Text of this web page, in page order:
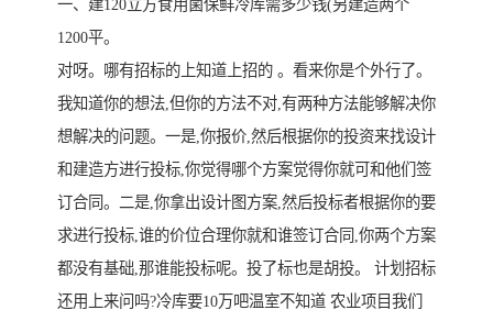
一、建120立方食用菌保鲜冷库需多少钱(另建造两个
1200平。
对呀。哪有招标的上知道上招的 。看来你是个外行了。
我知道你的想法,但你的方法不对,有两种方法能够解决你
想解决的问题。一是,你报价,然后根据你的投资来找设计
和建造方进行投标,你觉得哪个方案觉得你就可和他们签
订合同。二是,你拿出设计图方案,然后投标者根据你的要
求进行投标,谁的价位合理你就和谁签订合同,你两个方案
都没有基础,那谁能投标呢。投了标也是胡投。 计划招标
还用上来问吗?冷库要10万吧温室不知道 农业项目我们